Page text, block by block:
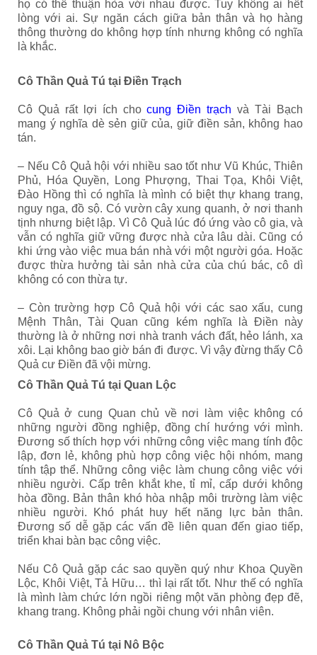
họ có thể thuận hòa với nhau được. Tuy không ai hết
lòng với ai. Sự ngăn cách giữa bản thân và họ hàng
thông thường do không hợp tính nhưng không có nghĩa
là khắc.
Cô Thần Quả Tú tại Điền Trạch
Cô Quả rất lợi ích chocung Điền trạch và Tài Bạch
mang ý nghĩa dè sẻn giữ của, giữ điền sản, không hao
tán.
– Nếu Cô Quả hội với nhiều sao tốt như Vũ Khúc, Thiên
Phủ, Hóa Quyền, Long Phượng, Thai Tọa, Khôi Việt,
Đào Hồng thì có nghĩa là mình có biệt thự khang trang,
nguy nga, đồ sộ. Có vườn cây xung quanh, ở nơi thanh
tịnh nhưng biệt lập. Vì Cô Quả lúc đó ứng vào cô gia, và
vẫn có nghĩa giữ vững được nhà cửa lâu dài. Cũng có
khi ứng vào việc mua bán nhà với một người góa. Hoặc
được thừa hưởng tài sản nhà cửa của chú bác, cô dì
không có con thừa tự.
– Còn trường hợp Cô Quả hội với các sao xấu, cung
Mệnh Thân, Tài Quan cũng kém nghĩa là Điền này
thường là ở những nơi nhà tranh vách đất, hẻo lánh, xa
xôi. Lại không bao giờ bán đi được. Vì vậy đừng thấy Cô
Quả cư Điền đã vội mừng.
Cô Thần Quả Tú tại Quan Lộc
Cô Quả ở cung Quan chủ về nơi làm việc không có
những người đồng nghiệp, đồng chí hướng với mình.
Đương số thích hợp với những công việc mang tính độc
lập, đơn lẻ, không phù hợp công việc hội nhóm, mang
tính tập thể. Những công việc làm chung công việc với
nhiều người. Cấp trên khắt khe, tỉ mỉ, cấp dưới không
hòa đồng. Bản thân khó hòa nhập môi trường làm việc
nhiều người. Khó phát huy hết năng lực bản thân.
Đương số dễ gặp các vấn đề liên quan đến giao tiếp,
triển khai bàn bạc công việc.
Nếu Cô Quả gặp các sao quyền quý như Khoa Quyền
Lộc, Khôi Việt, Tả Hữu… thì lại rất tốt. Như thế có nghĩa
là mình làm chức lớn ngồi riêng một văn phòng đẹp đẽ,
khang trang. Không phải ngồi chung với nhân viên.
Cô Thần Quả Tú tại Nô Bộc